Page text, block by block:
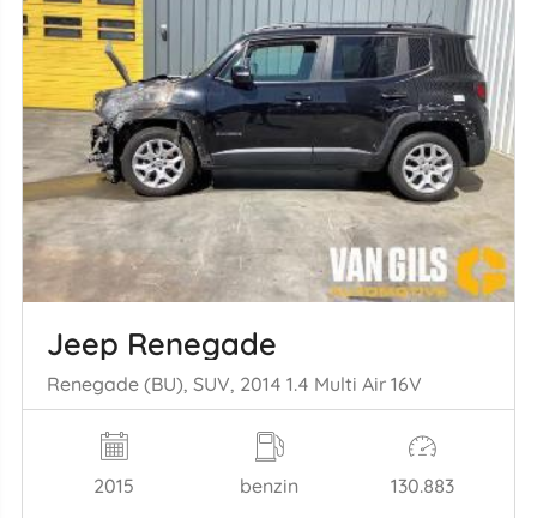
Jeep Renegade
Renegade (BU), SUV, 2014 1.4 Multi Air 16V
2015 benzin 130.883